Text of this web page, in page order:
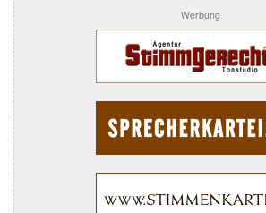
Werbung